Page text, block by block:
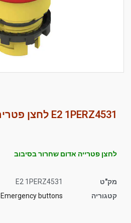
לאפס
את
כל
האפשרויות
cached
E2 1PERZ4531 לחצן פטריה שחרור בסיבוב
לחצן פטרייה אדום שחרור בסיבוב
מק"ט
E2 1PERZ4531
קטגוריה
Emergency buttons